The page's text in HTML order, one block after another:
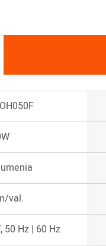
val.
50 Hz | 60 Hz